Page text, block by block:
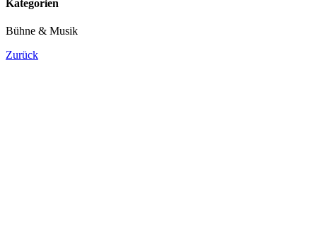
Kategorien
Bühne & Musik
Zurück